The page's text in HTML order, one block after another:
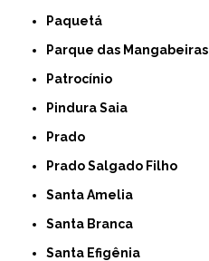
Paquetá
Parque das Mangabeiras
Patrocínio
Pindura Saia
Prado
Prado Salgado Filho
Santa Amelia
Santa Branca
Santa Efigênia